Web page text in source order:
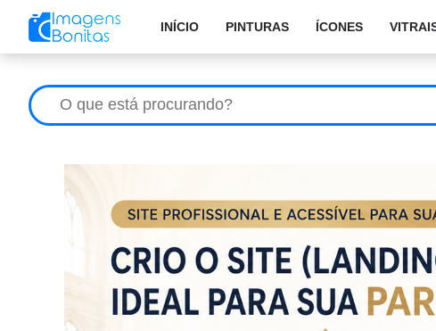
INÍCIO PINTURAS ÍCONES